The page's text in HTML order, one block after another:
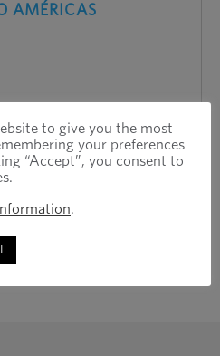
AMÉRICAS
to give you the most
your preferences
“Accept”, you consent to
.